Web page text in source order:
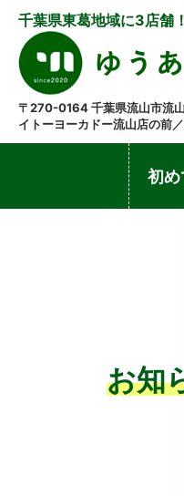
千葉県東葛地域に3店舗
〒270-0164 千葉県流山市流
イトーヨーカドー流山店の前
初
お知